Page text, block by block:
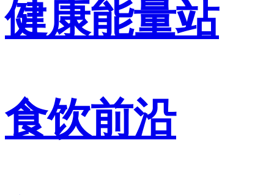
健康能量站
食饮前沿